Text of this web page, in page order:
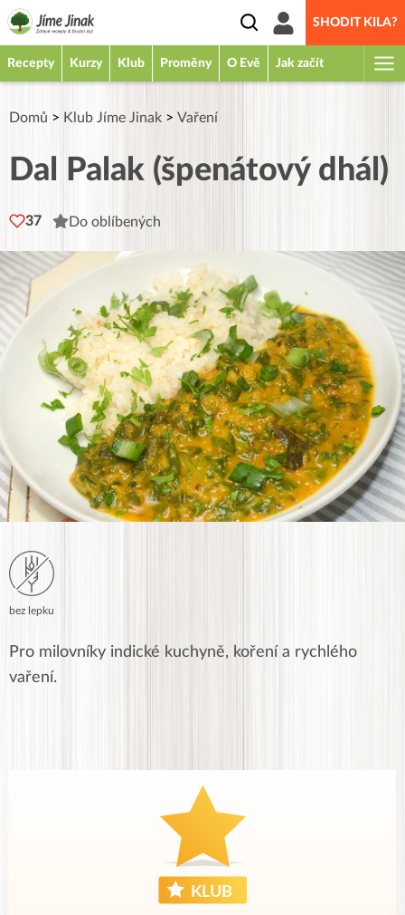
SHODIT KILA?
Recepty Kurzy Klub Proměny O Evě Jak začít
Domů > Klub Jíme Jinak > Vaření
Dal Palak (špenátový dhál)
37 Do oblíbených
bez lepku
Pro milovníky indické kuchyně, koření a rychlého
vaření.